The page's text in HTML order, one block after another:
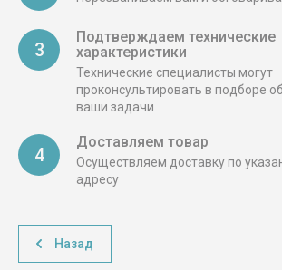
3
Подтверждаем технические
характеристики
Технические специалисты могут
проконсультировать в подборе
ваши задачи
4
Доставляем товар
Осуществляем доставку по
адресу
Назад